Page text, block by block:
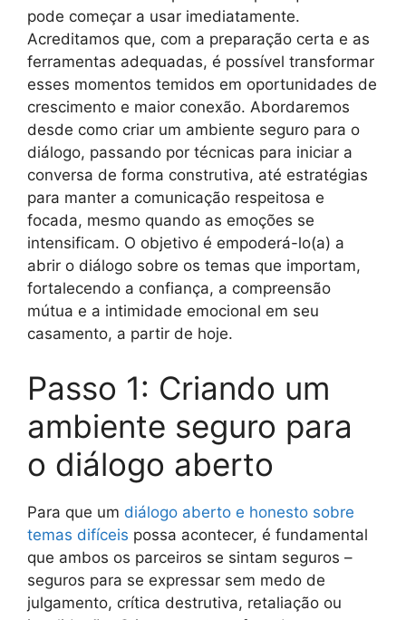
pode começar a usar imediatamente.
Acreditamos que, com a preparação certa e as
ferramentas adequadas, é possível transformar
esses momentos temidos em oportunidades de
crescimento e maior conexão. Abordaremos
desde como criar um ambiente seguro para o
diálogo, passando por técnicas para iniciar a
conversa de forma construtiva, até estratégias
para manter a comunicação respeitosa e
focada, mesmo quando as emoções se
intensificam. O objetivo é empoderá-lo(a) a
abrir o diálogo sobre os temas que importam,
fortalecendo a confiança, a compreensão
mútua e a intimidade emocional em seu
casamento, a partir de hoje.
Passo 1: Criando um
ambiente seguro para
o diálogo aberto
Para que um diálogo aberto e honesto sobre
temas difíceis possa acontecer, é fundamental
que ambos os parceiros se sintam seguros –
seguros para se expressar sem medo de
julgamento, crítica destrutiva, retaliação ou